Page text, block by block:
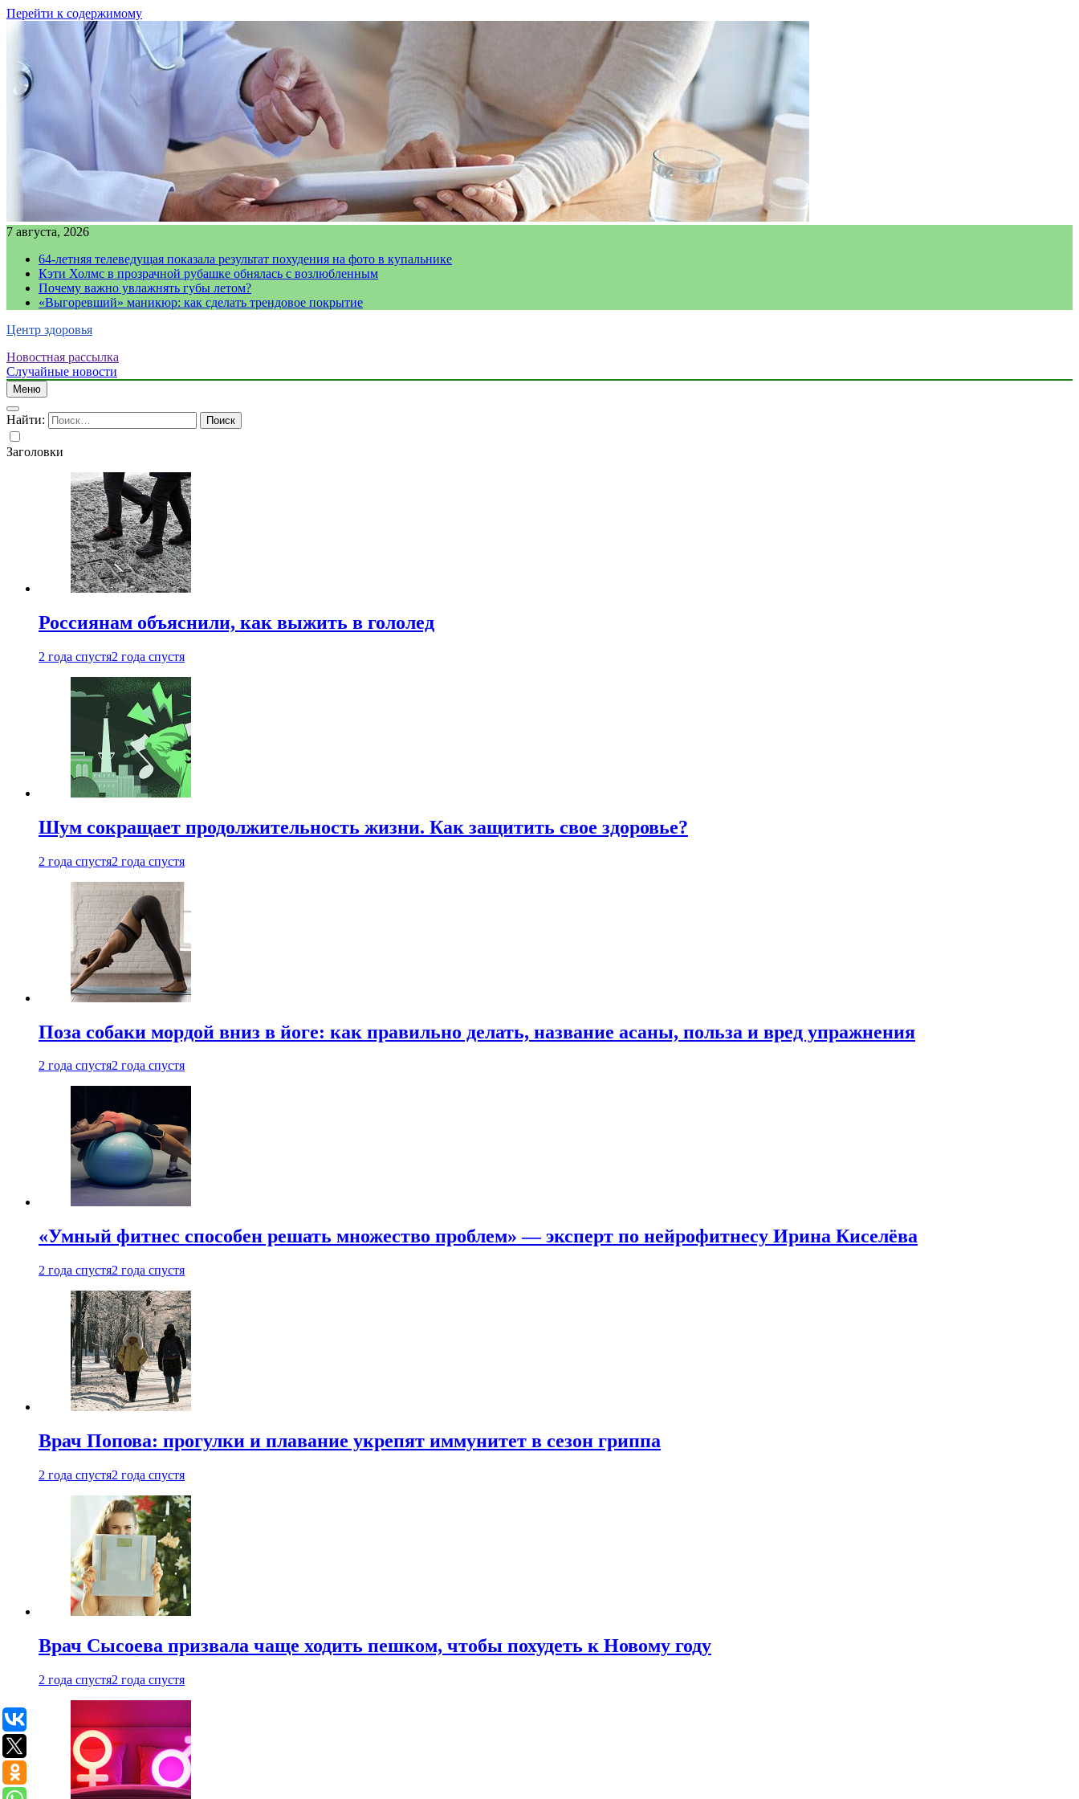
Перейти к содержимому
7 августа, 2026
64-летняя телеведущая показала результат похудения на фото в купальнике
Кэти Холмс в прозрачной рубашке обнялась с возлюбленным
Почему важно увлажнять губы летом?
«Выгоревший» маникюр: как сделать трендовое покрытие
Центр здоровья
Новостная рассылка
Случайные новости
Меню
Найти:
Заголовки
Россиянам объяснили, как выжить в гололед
2 года спустя2 года спустя
Шум сокращает продолжительность жизни. Как защитить свое здоровье?
2 года спустя2 года спустя
Поза собаки мордой вниз в йоге: как правильно делать, название асаны, польза и вред упражнения
2 года спустя2 года спустя
«Умный фитнес способен решать множество проблем» — эксперт по нейрофитнесу Ирина Киселёва
2 года спустя2 года спустя
Врач Попова: прогулки и плавание укрепят иммунитет в сезон гриппа
2 года спустя2 года спустя
Врач Сысоева призвала чаще ходить пешком, чтобы похудеть к Новому году
2 года спустя2 года спустя